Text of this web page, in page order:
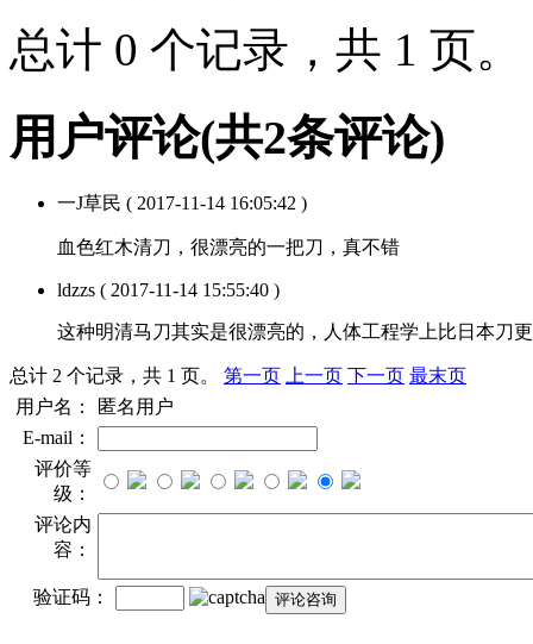
总计 0 个记录，共 1 页。
用户评论(共2条评论)
一J草民 ( 2017-11-14 16:05:42 )
血色红木清刀，很漂亮的一把刀，真不错
ldzzs ( 2017-11-14 15:55:40 )
这种明清马刀其实是很漂亮的，人体工程学上比日本刀
总计 2 个记录，共 1 页。 第一页 上一页 下一页 最末页
用户名：
匿名用户
E-mail：
评价等
级：
评论内
容：
验证码：